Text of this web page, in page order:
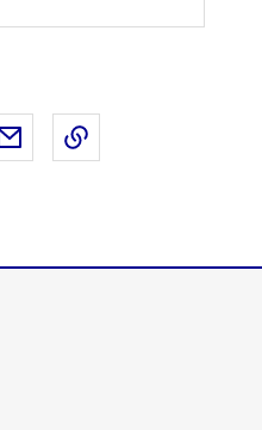
X sur LinkedIn
Partager par email